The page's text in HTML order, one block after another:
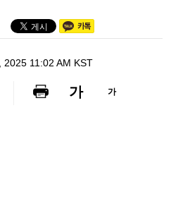
2025 11:02 AM KST
가 가